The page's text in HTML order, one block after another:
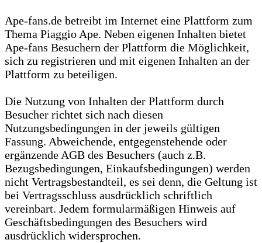
Ape-fans.de betreibt im Internet eine Plattform zum
Thema Piaggio Ape. Neben eigenen Inhalten bietet
Ape-fans Besuchern der Plattform die Möglichkeit,
sich zu registrieren und mit eigenen Inhalten an der
Plattform zu beteiligen.
Die Nutzung von Inhalten der Plattform durch
Besucher richtet sich nach diesen
Nutzungsbedingungen in der jeweils gültigen
Fassung. Abweichende, entgegenstehende oder
ergänzende AGB des Besuchers (auch z.B.
Bezugsbedingungen, Einkaufsbedingungen) werden
nicht Vertragsbestandteil, es sei denn, die Geltung ist
bei Vertragsschluss ausdrücklich schriftlich
vereinbart. Jedem formularmäßigen Hinweis auf
Geschäftsbedingungen des Besuchers wird
ausdrücklich widersprochen.